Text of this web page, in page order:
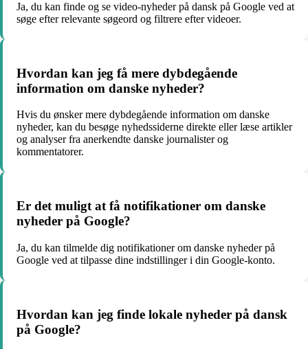
Ja, du kan finde og se video-nyheder på dansk på Google ved at
søge efter relevante søgeord og filtrere efter videoer.
Hvordan kan jeg få mere dybdegående
information om danske nyheder?
Hvis du ønsker mere dybdegående information om danske
nyheder, kan du besøge nyhedssiderne direkte eller læse artikler
og analyser fra anerkendte danske journalister og
kommentatorer.
Er det muligt at få notifikationer om danske
nyheder på Google?
Ja, du kan tilmelde dig notifikationer om danske nyheder på
Google ved at tilpasse dine indstillinger i din Google-konto.
Hvordan kan jeg finde lokale nyheder på dansk
på Google?